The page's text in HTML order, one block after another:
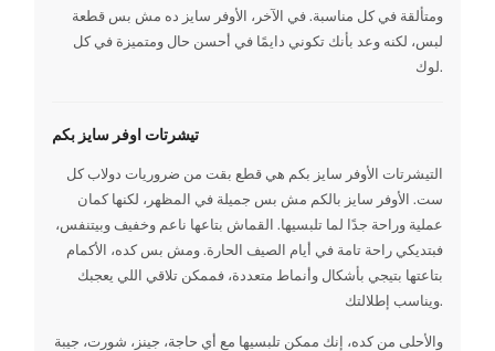
ومتألقة في كل مناسبة. في الآخر، الأوفر سايز ده مش بس قطعة
لبس، لكنه وعد بأنك تكوني دايمًا في أحسن حال ومتميزة في كل
لوك.
تيشرتات اوفر سايز بكم
التيشرتات الأوفر سايز بكم هي قطع بقت من ضروريات دولاب كل
ست. الأوفر سايز بالكم مش بس جميلة في المظهر، لكنها كمان
عملية وراحة جدًا لما تلبسيها. القماش بتاعها ناعم وخفيف وبيتنفس،
فبتديكي راحة تامة في أيام الصيف الحارة. ومش بس كده، الأكمام
بتاعتها بتيجي بأشكال وأنماط متعددة، فممكن تلاقي اللي يعجبك
ويناسب إطلالتك.
والأحلى من كده، إنك ممكن تلبسيها مع أي حاجة، جينز، شورت، جيبة